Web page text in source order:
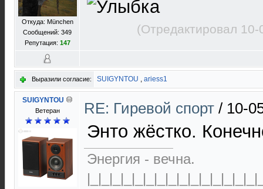
Откуда: München
Сообщений: 349
Репутация: 147
(Отредактировал
Выразили согласие: SUIGYNTOU , ariess1
SUIGYNTOU
Ветеран RE: Гиревой спорт / 10-
Энто жёстко.
Энергия - вечна.